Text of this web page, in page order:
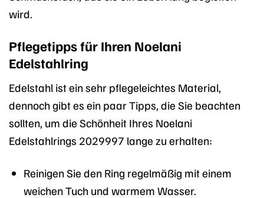
wird.
Pflegetipps für Ihren Noelani
Edelstahlring
Edelstahl ist ein sehr pflegeleichtes Material,
dennoch gibt es ein paar Tipps, die Sie beachten
sollten, um die Schönheit Ihres Noelani
Edelstahlrings 2029997 lange zu erhalten:
Reinigen Sie den Ring regelmäßig mit einem
weichen Tuch und warmem Wasser.